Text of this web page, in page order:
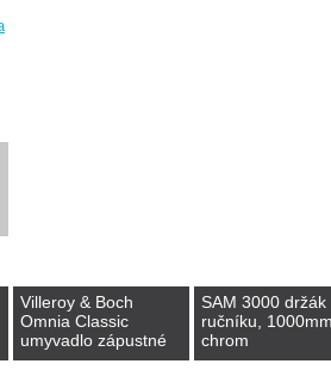
Villeroy & Boch
Omnia Classic
umyvadlo zápustné
560x400mm,bílé
SAM 3000 držák
ručníku,
chrom